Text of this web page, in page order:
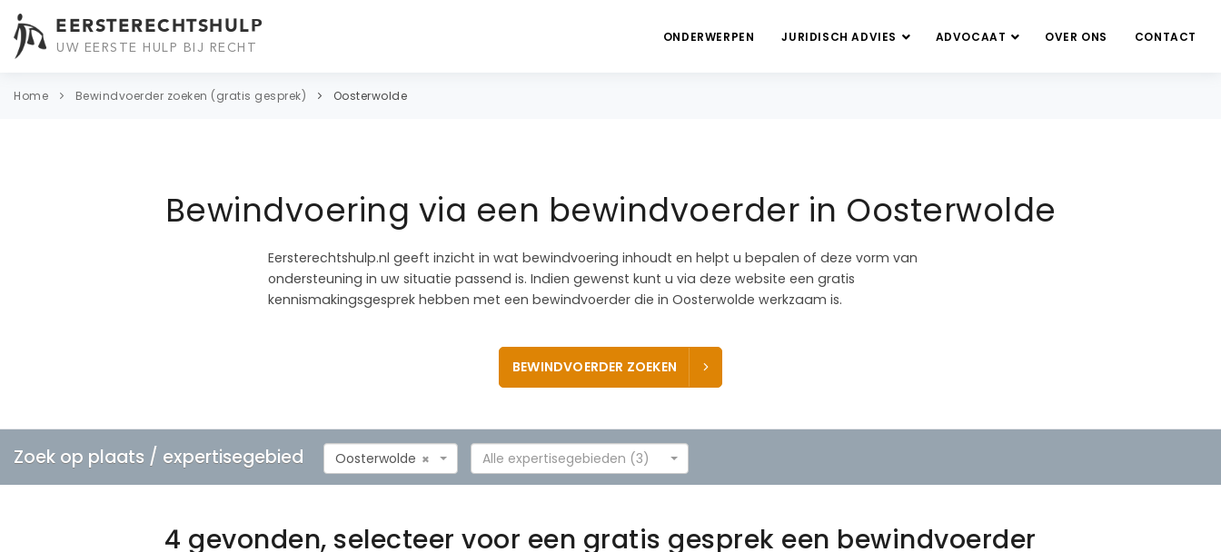
EERSTERECHTSHULP
UW EERSTE HULP BIJ RECHT
ONDERWERPEN JURIDISCH ADVIES ADVOCAAT OVER ONS CONTACT
Home Bewindvoerder zoeken (gratis gesprek) Oosterwolde
Bewindvoering via een bewindvoerder in Oosterwolde
Eersterechtshulp.nl geeft inzicht in wat bewindvoering inhoudt en helpt u bepalen of deze vorm van
ondersteuning in uw situatie passend is. Indien gewenst kunt u via deze website een gratis
kennismakingsgesprek hebben met een bewindvoerder die in Oosterwolde werkzaam is.
BEWINDVOERDER ZOEKEN
Zoek op plaats / expertisegebied ×
Oosterwolde Alle expertisegebieden (3)
4 gevonden, selecteer voor een gratis gesprek een bewindvoerder